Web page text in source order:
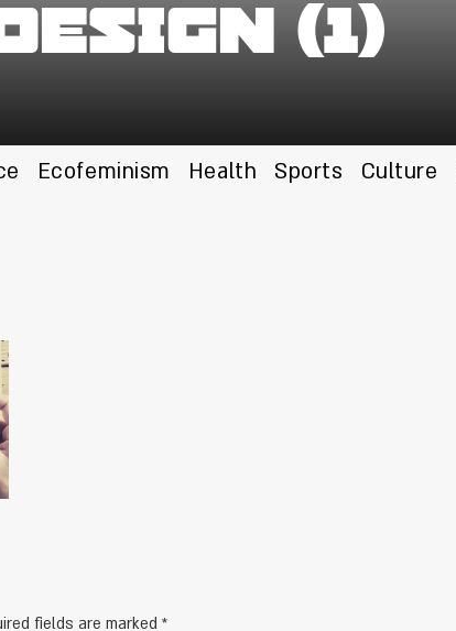
(1)
Ecofeminism Health Sports Culture
fields are marked *